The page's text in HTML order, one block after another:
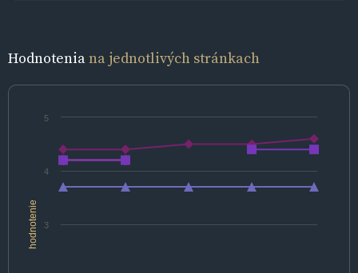
Hodnoteniana jednotlivých stránkach
hodnotenie 3
4
5